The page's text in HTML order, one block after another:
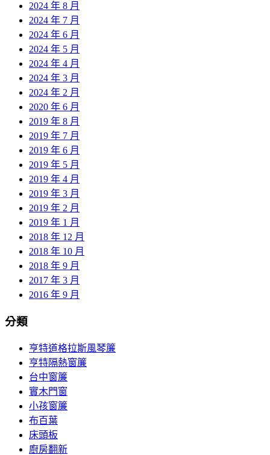
2024 年 8 月
2024 年 7 月
2024 年 6 月
2024 年 5 月
2024 年 4 月
2024 年 3 月
2024 年 2 月
2020 年 6 月
2019 年 8 月
2019 年 7 月
2019 年 6 月
2019 年 5 月
2019 年 4 月
2019 年 3 月
2019 年 2 月
2019 年 1 月
2018 年 12 月
2018 年 10 月
2018 年 9 月
2017 年 3 月
2016 年 9 月
分類
亨特道格拉斯風琴簾
亨特隔熱窗簾
台中窗簾
實木門窗
小孩窗簾
布百葉
床頭板
廚房翻新